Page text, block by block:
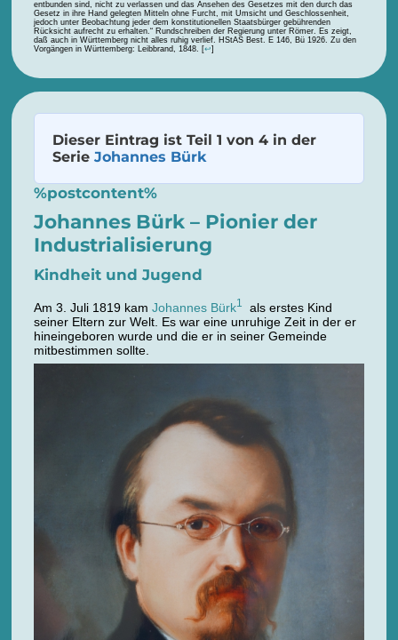
entbunden sind, nicht zu verlassen und das Ansehen des Gesetzes mit den durch das
Gesetz in ihre Hand gelegten Mitteln ohne Furcht, mit Umsicht und Geschlossenheit,
jedoch unter Beobachtung jeder dem konstitutionellen Staatsbürger gebührenden
Rücksicht aufrecht zu erhalten.“ Rundschreiben der Regierung unter Römer. Es zeigt,
daß auch in Württemberg nicht alles ruhig verlief. HStAS Best. E 146, Bü 1926. Zu den
Vorgängen in Württemberg: Leibbrand, 1848.
[↩]
Dieser Eintrag ist Teil 1 von 4 in der
Serie Johannes Bürk
%postcontent%
Johannes Bürk – Pionier der
Industrialisierung
Kindheit und Jugend
Am 3. Juli 1819 kam Johannes Bürk1
als erstes Kind
seiner Eltern zur Welt. Es war eine unruhige Zeit in der er
hineingeboren wurde und die er in seiner Gemeinde
mitbestimmen sollte.